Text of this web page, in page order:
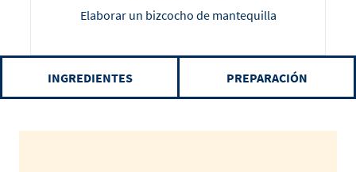
Elaborar un bizcocho de mantequilla
INGREDIENTES PREPARACIÓN